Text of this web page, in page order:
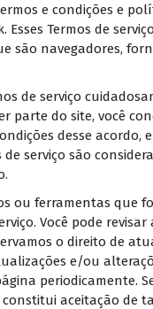
e condições e
Esses Termos de
são navegadores,
de serviço
parte do site, você
desse
de serviço são
ou ferramentas que
Você pode
o direito de
e/ou
periodicamente.
aceitação de